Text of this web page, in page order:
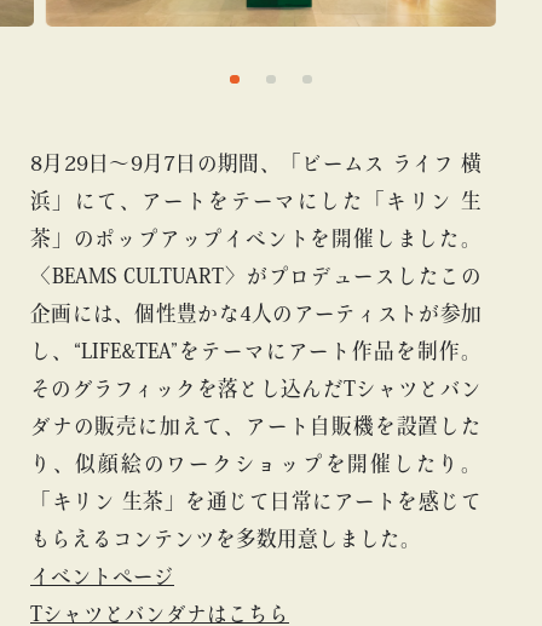
8月29日〜9月7日の期間、「ビームス ライフ 横
浜」にて、アートをテーマにした「キリン 生
茶」のポップアップイベントを開催しました。
〈BEAMS CULTUART〉がプロデュースしたこの
企画には、個性豊かな4人のアーティストが参加
し、“LIFE&TEA”をテーマにアート作品を制作。
そのグラフィックを落とし込んだTシャツとバン
ダナの販売に加えて、アート自販機を設置した
り、似顔絵のワークショップを開催したり。
「キリン 生茶」を通じて日常にアートを感じて
もらえるコンテンツを多数用意しました。
イベントページ
Tシャツとバンダナはこちら